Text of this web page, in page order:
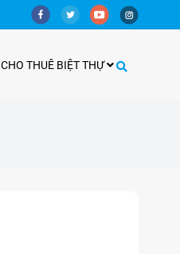
CHO THUÊ BIỆT THỰ